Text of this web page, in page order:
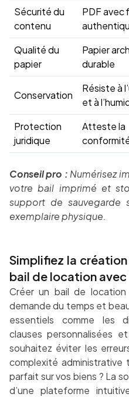
Sécurité du
contenu
PDF avec
Qualité du
papier
Papier
durable
Conservation
Résiste à
et à
Protection
juridique
Atteste la
Conseil pro : Numérisez
votre bail imprimé et
support de sauvegarde
exemplaire physique.
Simplifiez la
bail de location
Créer un bail de
demande du temps et
essentiels comme les
clauses personnalisées
souhaitez éviter les
complexité
parfait sur vos biens ? La
d’une plateforme